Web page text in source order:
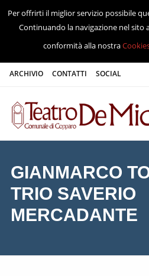
Per offrirti il miglior servizio possibile
Continuando la navigazione nel sito
conformità alla nostra
ARCHIVIO CONTATTI SOCIAL
GIANMARCO
TRIO SAVERIO
MERCADANTE